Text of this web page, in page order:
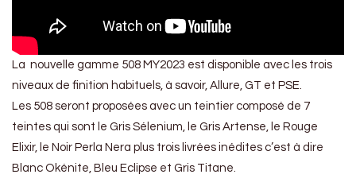
La nouvelle gamme 508 MY2023 est disponible avec les trois
niveaux de finition habituels, à savoir, Allure, GT et PSE.
Les 508 seront proposées avec un teintier composé de 7
teintes qui sont le Gris Sélenium, le Gris Artense, le Rouge
Elixir, le Noir Perla Nera plus trois livrées inédites c’est à dire
Blanc Okénite, Bleu Eclipse et Gris Titane.